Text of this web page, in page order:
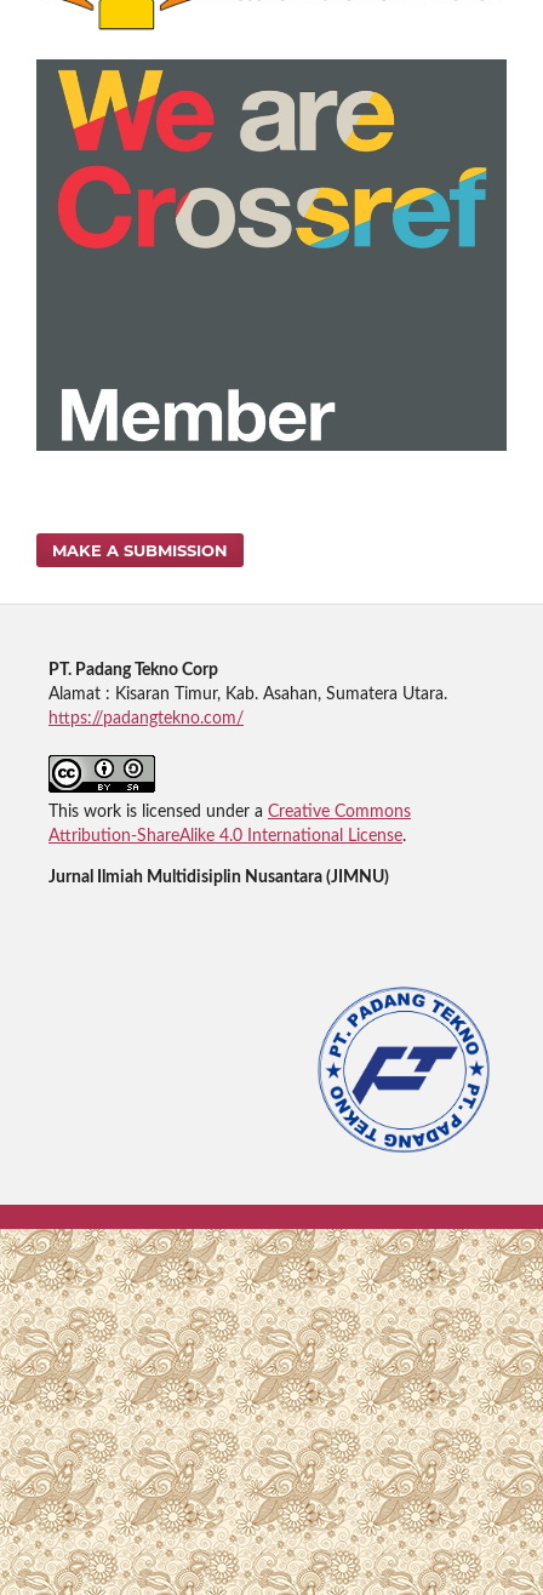
MAKE A SUBMISSION
PT. Padang Tekno Corp
Alamat : Kisaran Timur, Kab. Asahan, Sumatera Utara.
https://padangtekno.com/
This work is licensed under a Creative Commons
Attribution-ShareAlike 4.0 International License.
Jurnal Ilmiah Multidisiplin Nusantara (JIMNU)